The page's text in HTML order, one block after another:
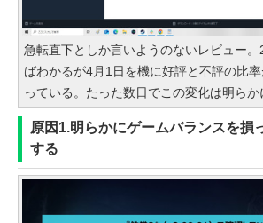
急転直下としか言いようのないレビュー
ばわかるが4月1日を機に好評と不評の比
っている。たった数日でこの変化は明らか
原因1.明らかにゲームバランスを損
する